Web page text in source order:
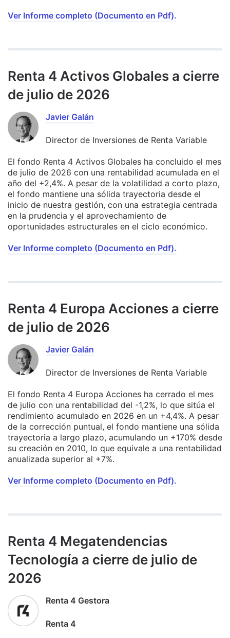
Ver Informe completo (Documento en Pdf).
Renta 4 Activos Globales a cierre
de julio de 2026
Javier Galán
Director de Inversiones de Renta Variable
El fondo Renta 4 Activos Globales ha concluido el mes
de julio de 2026 con una rentabilidad acumulada en el
año del +2,4%. A pesar de la volatilidad a corto plazo,
el fondo mantiene una sólida trayectoria desde el
inicio de nuestra gestión, con una estrategia centrada
en la prudencia y el aprovechamiento de
oportunidades estructurales en el ciclo económico.
Ver Informe completo (Documento en Pdf).
Renta 4 Europa Acciones a cierre
de julio de 2026
Javier Galán
Director de Inversiones de Renta Variable
El fondo Renta 4 Europa Acciones ha cerrado el mes
de julio con una rentabilidad del -1,2%, lo que sitúa el
rendimiento acumulado en 2026 en un +4,4%. A pesar
de la corrección puntual, el fondo mantiene una sólida
trayectoria a largo plazo, acumulando un +170% desde
su creación en 2010, lo que equivale a una rentabilidad
anualizada superior al +7%.
Ver Informe completo (Documento en Pdf).
Renta 4 Megatendencias
Tecnología a cierre de julio de
2026
Renta 4 Gestora
Renta 4